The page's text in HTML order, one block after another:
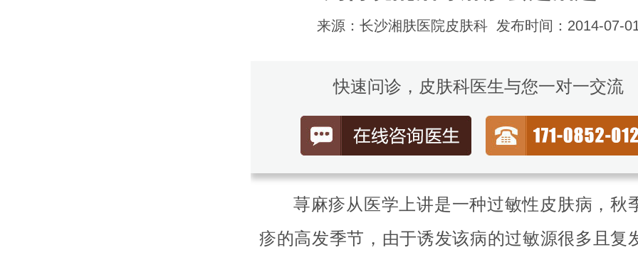
来源：长沙湘肤医院皮肤科 发布时间：2014-07-
快速问诊，皮肤科医生与您一对一交流
荨麻疹从医学上讲是一种过敏性皮肤病，秋
疹的高发季节，由于诱发该病的过敏源很多且复